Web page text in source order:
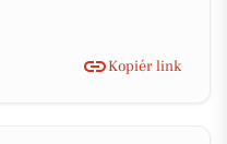
Kopiér link